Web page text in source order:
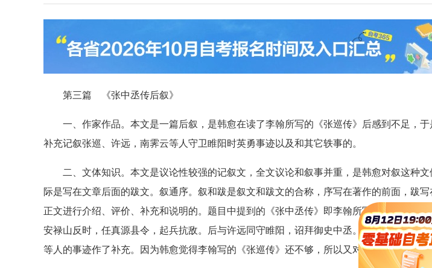
第三篇 《张中丞传后叙》
一、作家作品。本文是一篇后叙，是韩愈在读了李翰所写的《张巡传》后感到不足，于
补充记叙张巡、许远，南霁云等人守卫睢阳时英勇事迹以及和其它轶事的。
二、文体知识。本文是议论性较强的记叙文，全文议论和叙事并重，是韩愈对叙这种文
际是写在文章后面的跋文。叙通序。叙和跋是叙文和跋文的合称，序写在著作的前面，跋
正文进行介绍、评价、补充和说明的。题目中提到的《张中丞传》即李翰所写的《张巡传》
安禄山反时，任真源县令，起兵抗敌。后与许远同守睢阳，诏拜御史中丞。后叙：是写在
等人的事迹作了补充。因为韩愈觉得李翰写的《张巡传》还不够，所以又对《张巡传》做后